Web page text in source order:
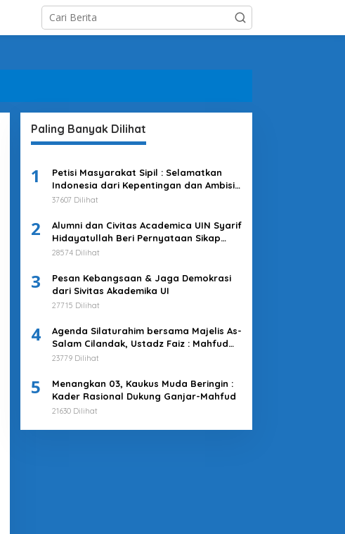
Paling Banyak Dilihat
1
Petisi Masyarakat Sipil : Selamatkan
Indonesia dari Kepentingan dan Ambisi
Kekuasaan Jokowi & Kroni-kroninya!
Kepentingan Rakyat
37607 Dilihat
2
Alumni dan Civitas Academica UIN Syarif
Hidayatullah Beri Pernyataan Sikap
Merespons Penyelenggaraan Pemilu
28574 Dilihat
3
Pesan Kebangsaan & Jaga Demokrasi
dari Sivitas Akademika UI
27715 Dilihat
4
Agenda Silaturahim bersama Majelis As-
Salam Cilandak, Ustadz Faiz : Mahfud
MD adalah Pilihan Terbaik
23779 Dilihat
5
Menangkan 03, Kaukus Muda Beringin :
Kader Rasional Dukung Ganjar-Mahfud
21630 Dilihat